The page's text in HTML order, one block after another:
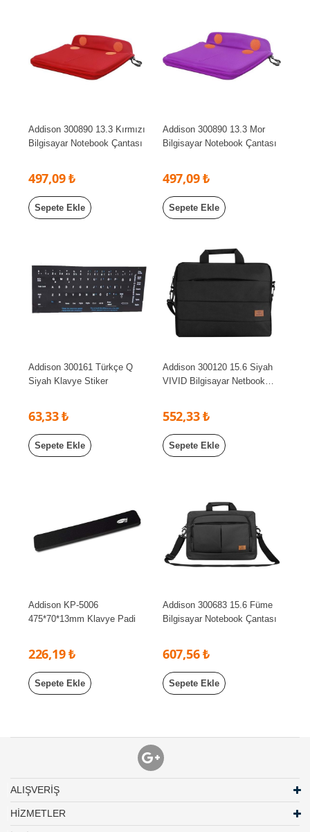
Addison 300890 13.3 Kırmızı
Bilgisayar Notebook Çantası
497,09 ₺
Sepete Ekle
Addison 300890 13.3 Mor
Bilgisayar Notebook Çantası
497,09 ₺
Sepete Ekle
Addison 300161 Türkçe Q
Siyah Klavye Stiker
63,33 ₺
Sepete Ekle
Addison 300120 15.6 Siyah
VIVID Bilgisayar Netbook
552,33 ₺
Sepete Ekle
Addison KP-5006
475*70*13mm Klavye Padi
226,19 ₺
Sepete Ekle
Addison 300683 15.6 Füme
Bilgisayar Notebook Çantası
607,56 ₺
Sepete Ekle
ALIŞVERİŞ
HİZMETLER